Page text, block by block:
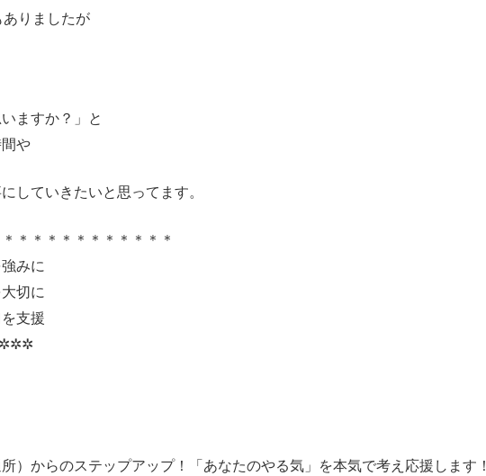
ありましたが
ますか？」と
や
していきたいと思ってます。
＊＊＊＊＊＊＊＊＊＊＊
みに
切に
支援
）からのステップアップ！「あなたのやる気」を本気で考え応援します！